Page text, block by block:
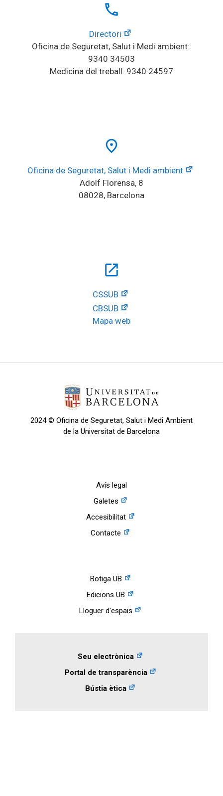
local_phone
Directori
Oficina de Seguretat, Salut i Medi ambient:
9340 34503
Medicina del treball: 9340 24597
place
Oficina de Seguretat, Salut i Medi ambient
Adolf Florensa, 8
08028, Barcelona
open_in_new
CSSUB
CBSUB
Mapa web
2024 © Oficina de Seguretat, Salut i Medi Ambient
de la Universitat de Barcelona
Avís legal
Galetes
Accesibilitat
Contacte
Botiga UB
Edicions UB
Lloguer d'espais
Seu electrònica
Portal de transparència
Bústia ètica